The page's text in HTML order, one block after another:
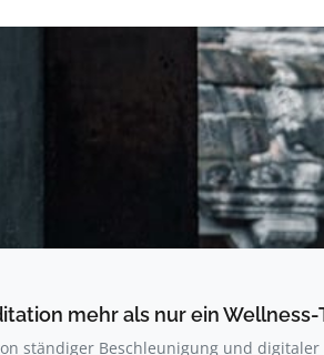
mehr als nur ein Wellness-
ständiger Beschleunigung und